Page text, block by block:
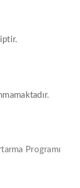
Programı